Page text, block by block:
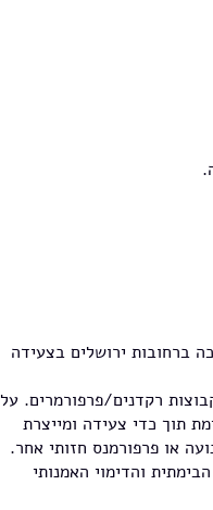
ברחובות ירושלים בצעידה
רקדנים/פרפורמרים. על
תוך כדי צעידה ומייצרת
או פרפורמנס חזותי אחר.
והדימוי האמנותי